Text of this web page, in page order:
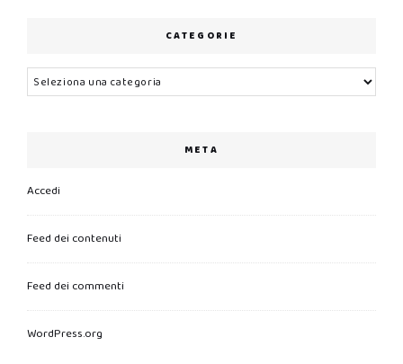
CATEGORIE
Categorie
META
Accedi
Feed dei contenuti
Feed dei commenti
WordPress.org